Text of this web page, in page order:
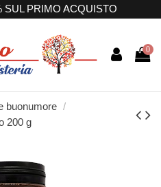
SUL PRIMO ACQUISTO
0
buonumore
200 g